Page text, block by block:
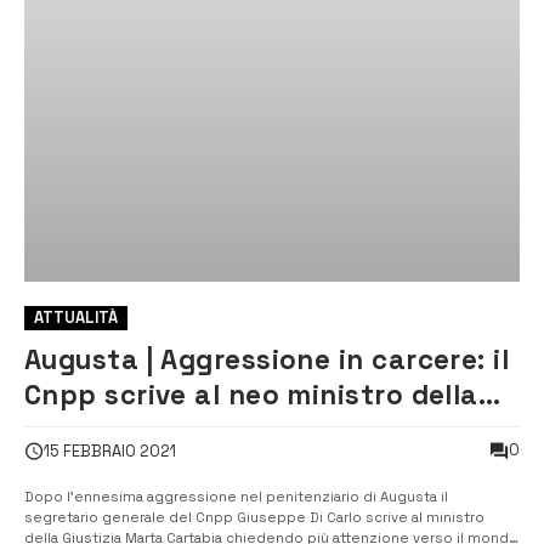
ATTUALITÀ
Augusta | Aggressione in carcere: il
Cnpp scrive al neo ministro della
15 FEBBRAIO 2021 0
Dopo l’ennesima aggressione nel penitenziario di Augusta il
segretario generale del Cnpp Giuseppe Di Carlo scrive al ministro
della Giustizia Marta Cartabia chiedendo più attenzione verso il mondo